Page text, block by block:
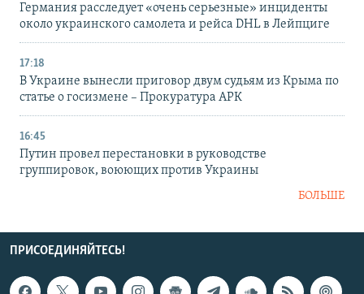
Германия расследует «очень серьезные» инциденты
около украинского самолета и рейса DHL в Лейпциге
17:18
В Украине вынесли приговор двум судьям из Крыма по
статье о госизмене – Прокуратура АРК
16:45
Путин провел перестановки в руководстве
группировок, воюющих против Украины
БОЛЬШЕ
ПРИСОЕДИНЯЙТЕСЬ!